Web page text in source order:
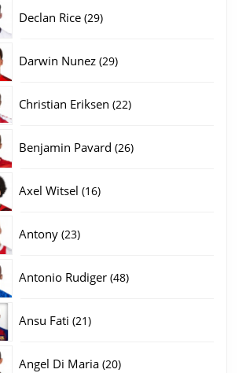
Declan Rice 2929
Darwin Nunez 2929
Christian Eriksen 2222
Benjamin Pavard 2626
Axel Witsel 1616
Antony 2323
Antonio Rudiger 4848
Ansu Fati 2121
Angel Di Maria 2020